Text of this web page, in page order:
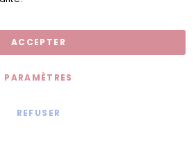
ACCEPTER
PARAMÈTRES
REFUSER